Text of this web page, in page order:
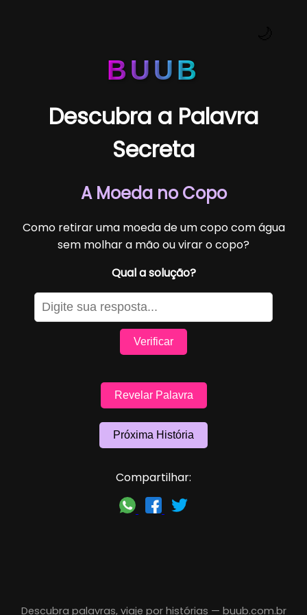
BUUB
Descubra a Palavra
Secreta
A Moeda no Copo
Como retirar uma moeda de um copo com água
sem molhar a mão ou virar o copo?
Qual a solução?
Verificar
Revelar Palavra
Próxima História
Compartilhar:
Descubra palavras, viaje por histórias — buub.com.br